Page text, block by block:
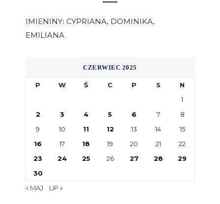
IMIENINY: CYPRIANA, DOMINIKA,
EMILIANA
CZERWIEC 2025
P W Ś C P S
N
1
2
3 4 5 6 7
8
9
10 11 12 13 14
15
16
17 18 19 20 21
22
23
24 25 26 27 28
29
30
« MAJ
LIP »